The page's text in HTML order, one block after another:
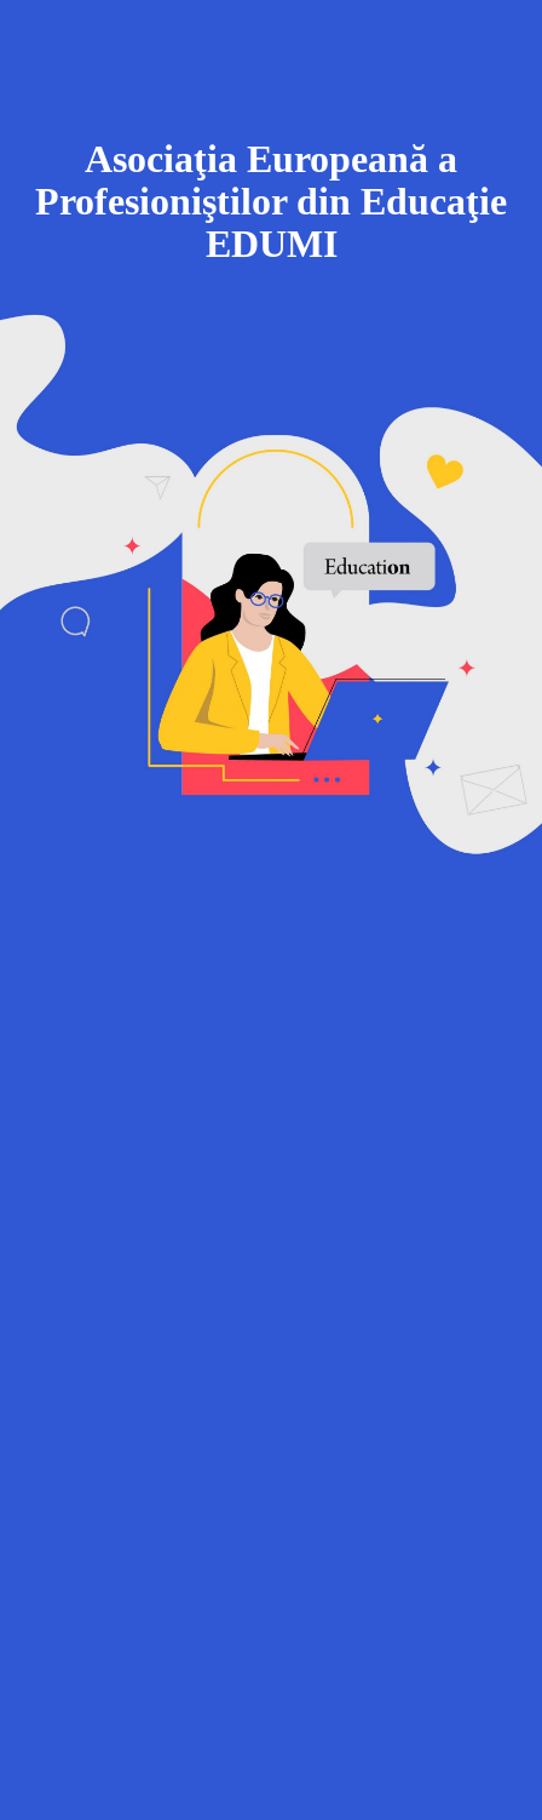
Asociaţia Europeană a
Profesioniştilor din Educaţie
EDUMI